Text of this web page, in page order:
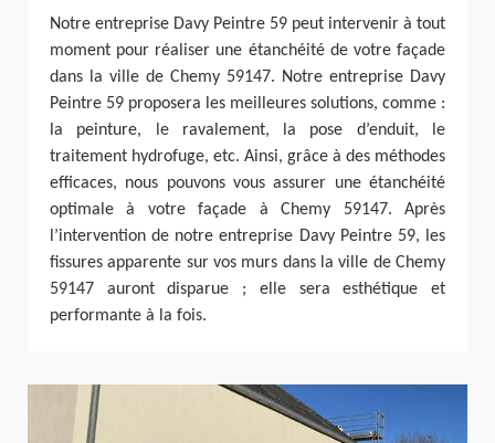
Notre entreprise Davy Peintre 59 peut intervenir à tout
moment pour réaliser une étanchéité de votre façade
dans la ville de Chemy 59147. Notre entreprise Davy
Peintre 59 proposera les meilleures solutions, comme :
la peinture, le ravalement, la pose d’enduit, le
traitement hydrofuge, etc. Ainsi, grâce à des méthodes
efficaces, nous pouvons vous assurer une étanchéité
optimale à votre façade à Chemy 59147. Après
l’intervention de notre entreprise Davy Peintre 59, les
fissures apparente sur vos murs dans la ville de Chemy
59147 auront disparue ; elle sera esthétique et
performante à la fois.